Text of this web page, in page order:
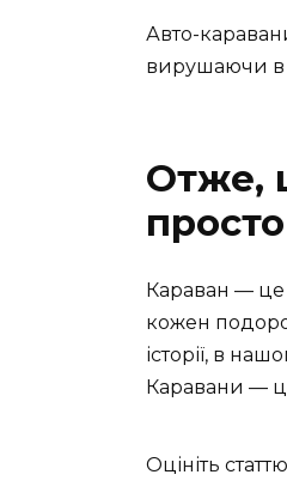
Авто-
вирушаючи в
Отже,
Караван — це
кожен
історії, в
Каравани —
Оцініть статтю